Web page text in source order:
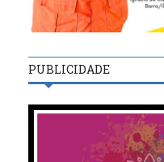
PUBLICIDADE